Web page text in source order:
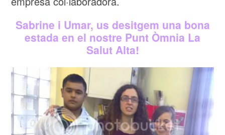
Sabrine i Umar, us desitgem una bona
estada en el nostre Punt Òmnia La
Salut Alta!